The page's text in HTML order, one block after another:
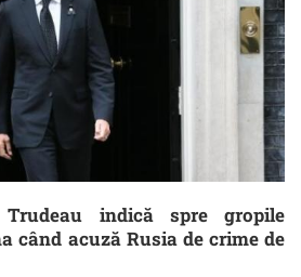
indică spre gropile
când acuză Rusia de crime de